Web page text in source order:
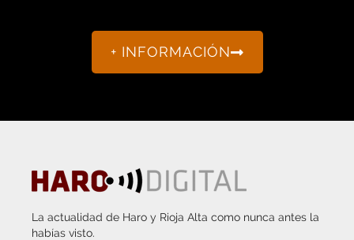
+ INFORMACIÓN
La actualidad de Haro y Rioja Alta como nunca antes la
habías visto.